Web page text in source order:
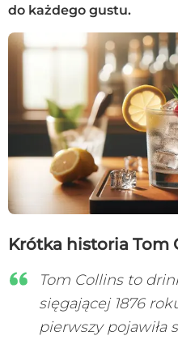
do każdego gustu.
Krótka historia Tom
Tom Collins to
sięgającej 1876
pierwszy pojawiła